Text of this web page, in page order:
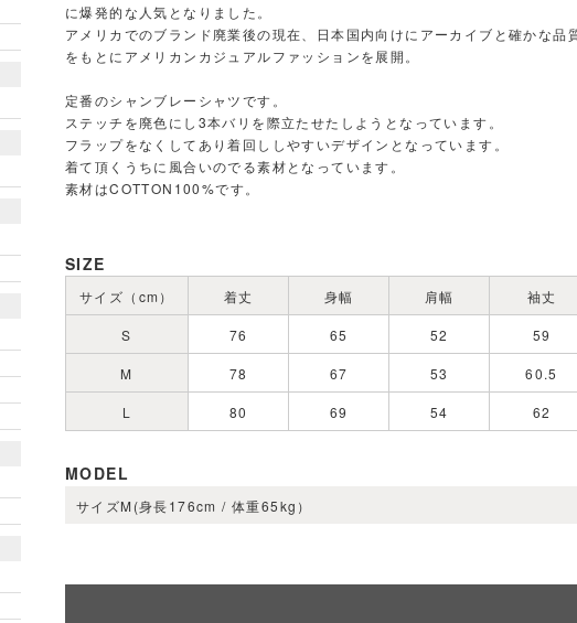
に爆発的な人気となりました。
アメリカでのブランド廃業後の現在、日本国内向けにアーカイブと確かな品
をもとにアメリカンカジュアルファッションを展開。
定番のシャンブレーシャツです。
ステッチを廃色にし3本バリを際立たせたしようとなっています。
フラップをなくしてあり着回ししやすいデザインとなっています。
着て頂くうちに風合いのでる素材となっています。
素材はCOTTON100%です。
SIZE
サイズ（cm） 着丈 身幅 肩幅 袖丈
S 76 65 52 59
M 78 67 53 60.5
L 80 69 54 62
MODEL
サイズM(身長176cm / 体重65kg）